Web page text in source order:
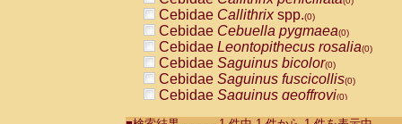
Cebidae Callithrixspp.(0)
Cebidae Cebuella pygmaea(0)
Cebidae Leontopithecus rosalia(0)
Cebidae Saguinus bicolor(0)
Cebidae Saguinus fuscicollis(0)
Cebidae Saguinus geoffroyi(0)